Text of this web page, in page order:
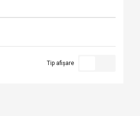
Tip afișare